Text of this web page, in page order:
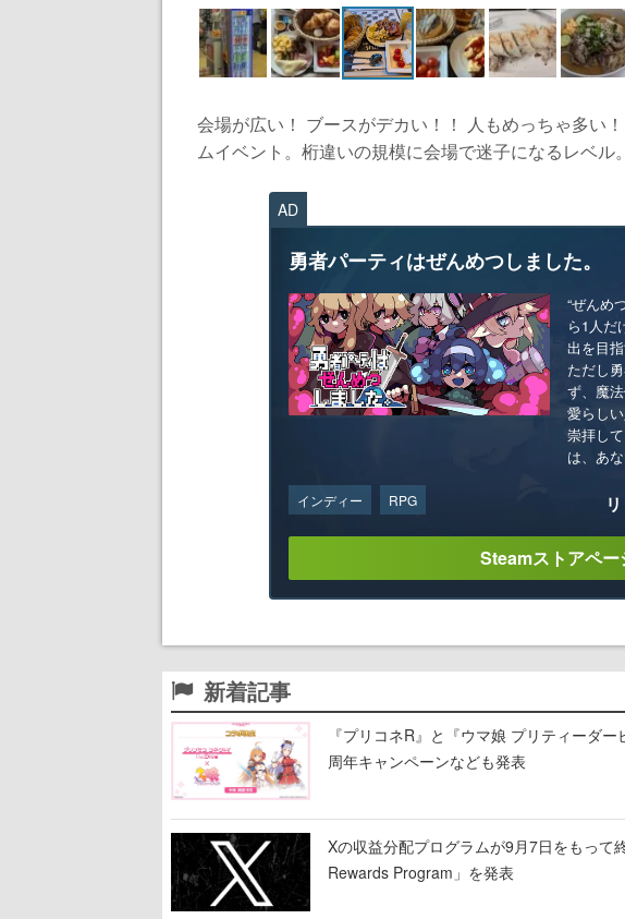
会場が広い！ ブースがデカい！！ 人もめっちゃ多い
ムイベント。桁違いの規模に会場で迷子になるレベル
AD
勇者パーティはぜんめつしました。
“ぜんめ
ら1人だ
出を目
ただし
ず、魔
愛らし
崇拝し
は、あな
インディー RPG
Steamストアペー
新着記事
『プリコネR』と『ウマ娘 プリティーダ
周年キャンペーンなども発表
Xの収益分配プログラムが9月7日をもっ
Rewards Program」を発表